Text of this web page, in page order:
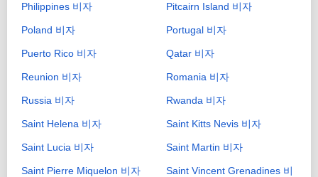
Philippines 비자 Pitcairn Island 비자
Poland 비자 Portugal 비자
Puerto Rico 비자 Qatar 비자
Reunion 비자 Romania 비자
Russia 비자 Rwanda 비자
Saint Helena 비자 Saint Kitts Nevis 비자
Saint Lucia 비자 Saint Martin 비자
Saint Pierre Miquelon 비자
Saint Vincent Grenadines 비